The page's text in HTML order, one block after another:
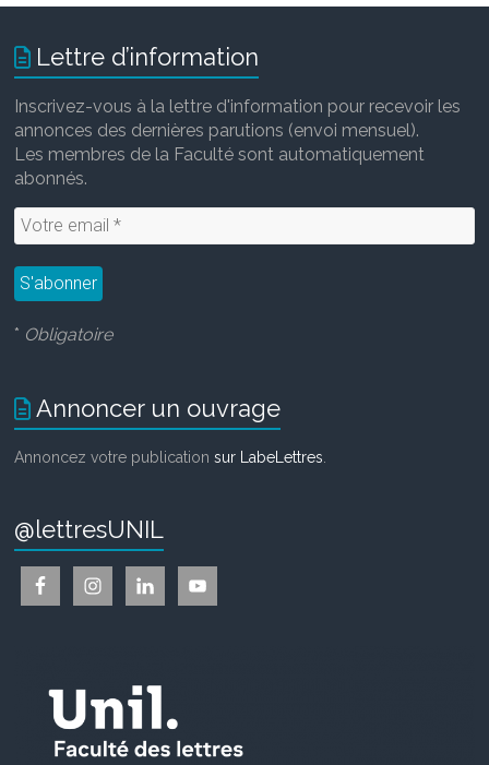
Lettre d’information
Inscrivez-vous à la lettre d'information pour recevoir les
annonces des dernières parutions (envoi mensuel).
Les membres de la Faculté sont automatiquement
abonnés.
* Obligatoire
Annoncer un ouvrage
Annoncez votre publicationsur LabeLettres
@lettresUNIL